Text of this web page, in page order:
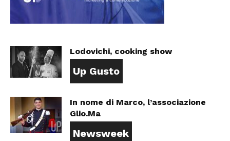
Lodovichi, cooking show
Up Gusto
In nome di Marco, l’associazione
Glio.Ma
Newsweek